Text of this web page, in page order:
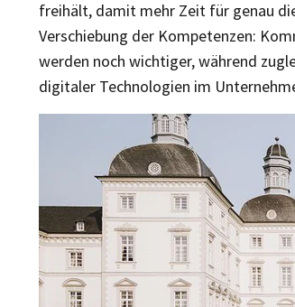
freihält, damit mehr Zeit für genau
Verschiebung der Kompetenzen:
werden noch wichtiger, während
digitaler Technologien im